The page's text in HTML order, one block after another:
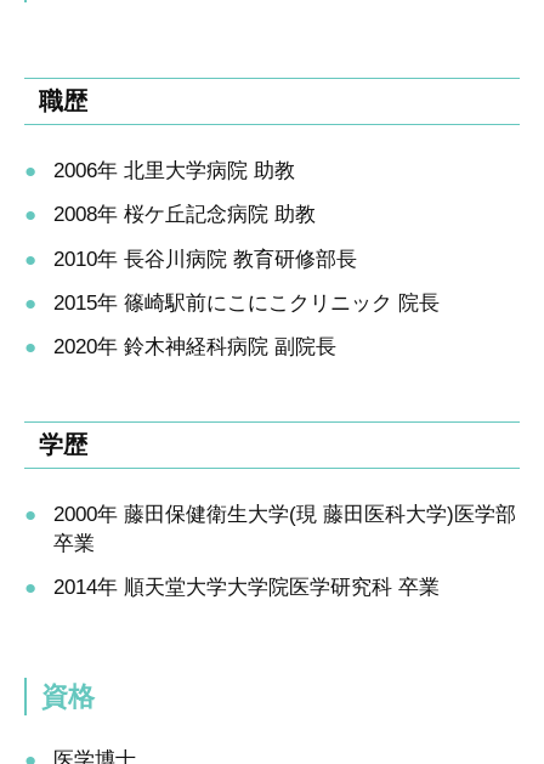
職歴
2006年 北里大学病院 助教
2008年 桜ケ丘記念病院 助教
2010年 長谷川病院 教育研修部長
2015年 篠崎駅前にこにこクリニック 院長
2020年 鈴木神経科病院 副院長
学歴
2000年 藤田保健衛生大学(現 藤田医科大学)医学部
卒業
2014年 順天堂大学大学院医学研究科 卒業
資格